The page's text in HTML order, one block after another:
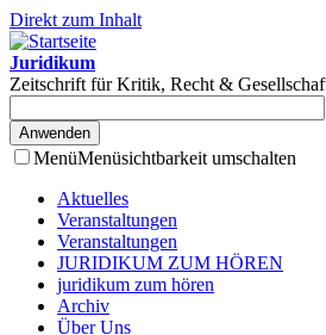
Direkt zum Inhalt
Juridikum
Zeitschrift für Kritik, Recht &
MenüMenüsichtbarkeit umschalten
Aktuelles
Veranstaltungen
Veranstaltungen
JURIDIKUM ZUM HÖREN
juridikum zum hören
Archiv
Über Uns